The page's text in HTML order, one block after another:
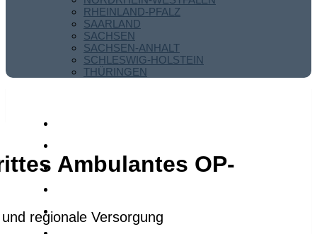
RHEINLAND-PFALZ
SAARLAND
SACHSEN
SACHSEN-ANHALT
SCHLESWIG-HOLSTEIN
THÜRINGEN
Ambulantes OP-
regionale Versorgung